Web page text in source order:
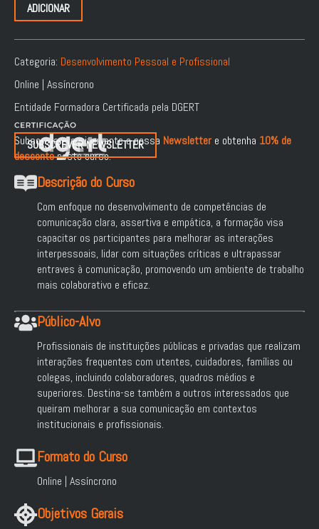
ADICIONAR
Categoria: Desenvolvimento Pessoal e Profissional
Online | Assíncrono
Entidade Formadora Certificada pela DGERT
Subscreva gratuitamente a nossa Newsletter e obtenha 10% de
descontoneste curso.
SUBSCREVER NEWSLETTER
Descrição do Curso
Com enfoque no desenvolvimento de competências de
comunicação clara, assertiva e empática, a formação visa
capacitar os participantes para melhorar as interações
interpessoais, lidar com situações críticas e ultrapassar
entraves à comunicação, promovendo um ambiente de trabalho
mais colaborativo e eficaz.
Público-Alvo
Profissionais de instituições públicas e privadas que realizam
interações frequentes com utentes, cuidadores, famílias ou
colegas, incluindo colaboradores, quadros médios e
superiores. Destina-se também a outros interessados que
queiram melhorar a sua comunicação em contextos
institucionais e profissionais.
Formato do Curso
Online | Assíncrono
Objetivos Gerais